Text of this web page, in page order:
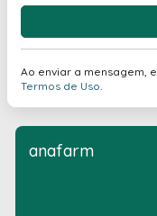
Ao enviar a mensagem,
Termos de Uso
anafarm